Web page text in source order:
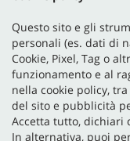
Dati fiscali:
Manzoni Automobili Srl
Via Nazionale, 48, San
P.IVA:02641590167
Registro delle imprese:
N°02641590167
Questo sito e gli
personali (es. dati di
Cookie, Pixel, Tag o
funzionamento e al
nella cookie policy,
del sito e pubblicità
Accetta tutto, dichiari
In alternativa, puoi